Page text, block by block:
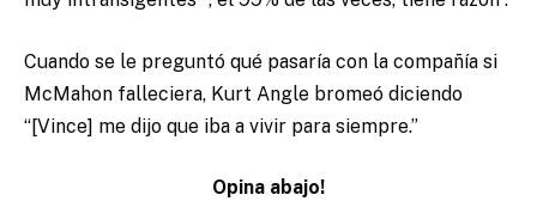
Cuando se le preguntó qué pasaría con la compañía si
McMahon falleciera, Kurt Angle bromeó diciendo
“[Vince] me dijo que iba a vivir para siempre.”
Opina abajo!